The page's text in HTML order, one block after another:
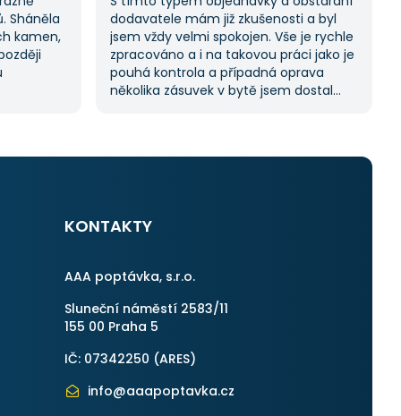
Sháněla
kamen,
potřebuji.
dodavatele mám již zkušenosti a byl
jsem vždy velmi spokojen. Vše je rychle
zpracováno a i na takovou práci jako je
pouhá kontrola a případná oprava
několika zásuvek v bytě jsem dostal
potřebovat, jistě se obrátím na stejnou
KONTAKTY
AAA poptávka, s.r.o.
Sluneční náměstí 2583/11
155 00 Praha 5
IČ: 07342250 (ARES)
info@aaapoptavka.cz